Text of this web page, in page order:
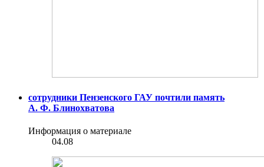
сотрудники Пензенского ГАУ почтили память
А. Ф. Блинохватова
Информация о материале
04.08